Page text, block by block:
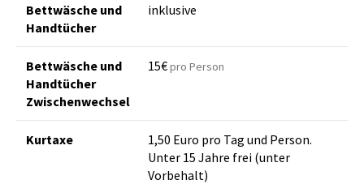
Bettwäsche und
Handtücher
inklusive
Bettwäsche und
Handtücher
Zwischenwechsel
15€pro Person
Kurtaxe
1,50 Euro pro Tag und Person.
Unter 15 Jahre frei (unter
Vorbehalt)